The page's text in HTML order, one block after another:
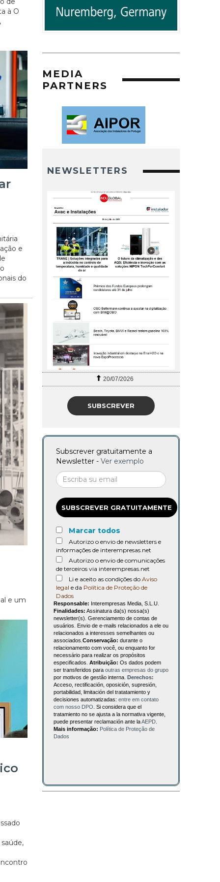
à O
e
do
e um
MEDIA
PARTNERS
NEWSLETTERS
27/07/2026
SUBSCREVER
Subscrever gratuitamente a
Newsletter - Ver exemplo
SUBSCREVER GRATUITAMENTE
Marcar todos
Autorizo o envio de newsletters e
informações de interempresas.net
Autorizo o envio de comunicações
de terceiros via interempresas.net
Li e aceito as condições do Aviso
legal e da Política de Proteção de
Dados
Responsable: Interempresas Media, S.L.U.
Finalidades: Assinatura da(s) nossa(s)
newsletter(s). Gerenciamento de contas de
usuários. Envio de e-mails relacionados a ele ou
relacionados a interesses semelhantes ou
associados. Conservação: durante o
relacionamento com você, ou enquanto for
necessário para realizar os propósitos
especificados. Atribuição: Os dados podem
ser transferidos para outras empresas do grupo
por motivos de gestão interna. Derechos:
Acceso, rectificación, oposición, supresión,
portabilidad, limitación del tratatamiento y
decisiones automatizadas: entre em contato
com nosso DPO . Si considera que el
tratamiento no se ajusta a la normativa vigente,
puede presentar reclamación ante laAEPD
Mais informação: Política de Proteção de
Dados